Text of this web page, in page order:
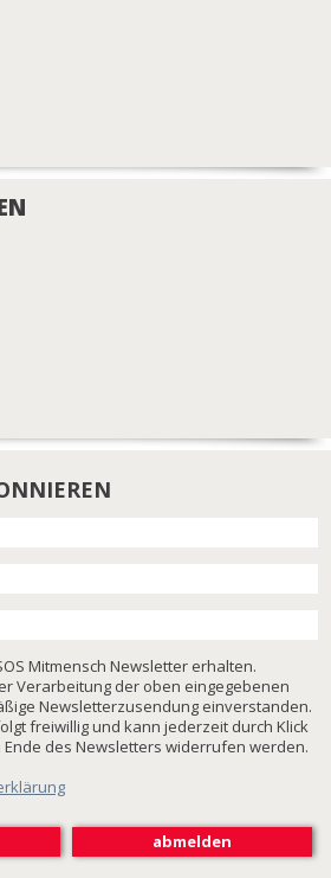
Mitmensch Newsletter erhalten.
Verarbeitung der oben eingegebenen
Newsletterzusendung einverstanden.
freiwillig und kann jederzeit durch Klick
Ende des Newsletters widerrufen werden.